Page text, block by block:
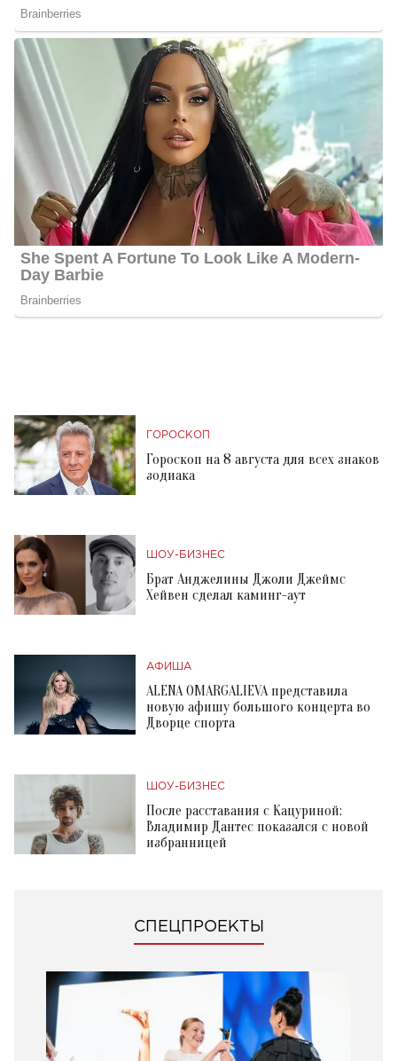
ГОРОСКОП
Гороскоп на 8 августа для всех знаков
зодиака
ШОУ-БИЗНЕС
Брат Анджелины Джоли Джеймс
Хейвен сделал каминг-аут
АФИША
ALENA OMARGALIEVA представила
новую афишу большого концерта во
Дворце спорта
ШОУ-БИЗНЕС
После расставания с Кацуриной:
Владимир Дантес показался с новой
избранницей
СПЕЦПРОЕКТЫ